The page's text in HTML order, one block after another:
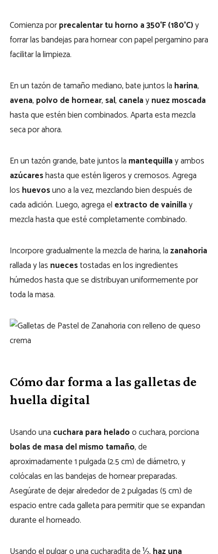
Comienza porprecalentar tu horno a 350°F (180°C)y
forrar las bandejas para hornear con papel pergamino para
facilitar la limpieza.
En un tazón de tamaño mediano, bate juntos la harina,
avena, polvo de hornear, sal, canelaynuez moscada
hasta que estén bien combinados. Aparta esta mezcla
seca por ahora.
En un tazón grande, bate juntos la mantequillay ambos
azúcareshasta que estén ligeros y cremosos. Agrega
los huevosuno a la vez, mezclando bien después de
cada adición. Luego, agrega el extracto de vainillay
mezcla hasta que esté completamente combinado.
Incorpore gradualmente la mezcla de harina, lazanahoria
rallada y las nuecestostadas en los ingredientes
húmedos hasta que se distribuyan uniformemente por
toda la masa.
Cómo dar forma a las galletas de
huella digital
Usando una cuchara para heladoo cuchara, porciona
bolas de masa del mismo tamaño, de
aproximadamente 1 pulgada (2.5 cm) de diámetro, y
colócalas en las bandejas de hornear preparadas.
Asegúrate de dejar alrededor de 2 pulgadas (5 cm) de
espacio entre cada galleta para permitir que se expandan
durante el horneado.